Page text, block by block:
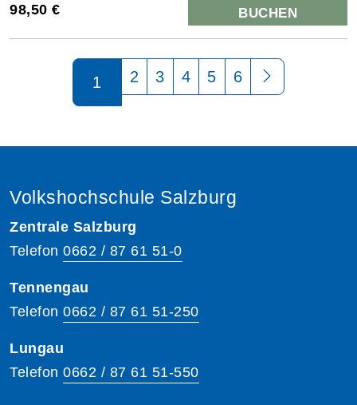
98,50 € BUCHEN
Seite 1 von 6
1 2 3 4 5 6
Volkshochschule Salzburg
Zentrale Salzburg
Telefon 0662 / 87 61 51-0
Tennengau
Telefon 0662 / 87 61 51-250
Lungau
Telefon 0662 / 87 61 51-550